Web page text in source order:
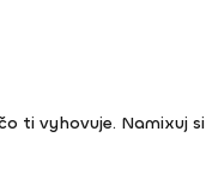
ti vyhovuje. Namixuj